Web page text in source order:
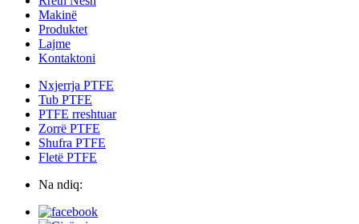
Makinë
Produktet
Lajme
Kontaktoni
Nxjerrja PTFE
Tub PTFE
PTFE rreshtuar
Zorrë PTFE
Shufra PTFE
Fletë PTFE
Na ndiq: